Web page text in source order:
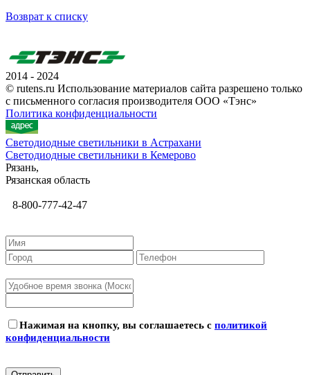
Возврат к списку
2014 - 2024
© rutens.ru Использование материалов сайта разрешено только
с письменного согласия производителя ООО «Тэнс»
Политика конфиденциальности
Светодиодные светильники в Астрахани
Светодиодные светильники в Кемерово
Рязань,
Рязанская область
8-800-777-42-47
Нажимая на кнопку, вы соглашаетесь с политикой
конфиденциальности